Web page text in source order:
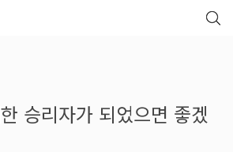
승리자가 되었으면 좋겠